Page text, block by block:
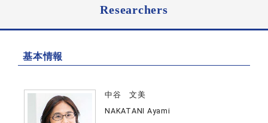
Researchers
基本情報
中谷 文美
NAKATANI Ayami